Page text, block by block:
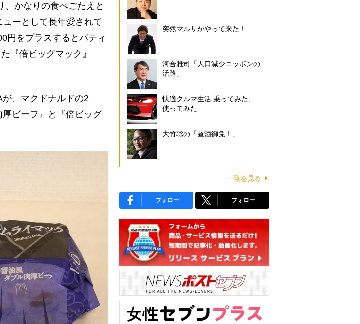
かなりの食べごたえと
ーとして長年愛されて
円をプラスするとパティ
『倍ビッグマック』
、マクドナルドの2
ビーフ』と『倍ビッグ
突然マルサがやって来た！
河合雅司「人口減少ニッポンの
活路」
快適クルマ生活 乗ってみた、
使ってみた
大竹聡の「昼酒御免！」
一覧を見る
フォロー フォロー